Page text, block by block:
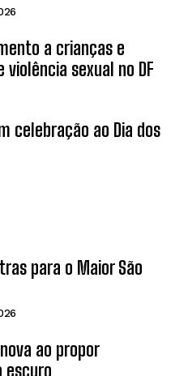
a crianças e
sexual no DF
celebração ao Dia dos
para o Maior São
ao propor
escuro